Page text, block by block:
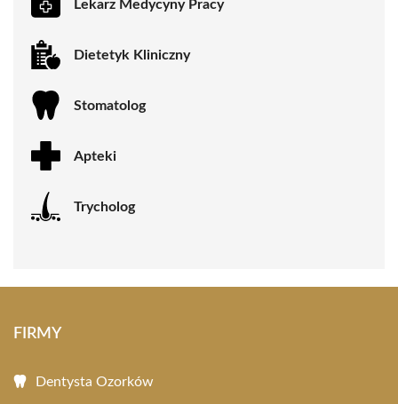
Lekarz Medycyny Pracy
Dietetyk Kliniczny
Stomatolog
Apteki
Trycholog
FIRMY
Dentysta Ozorków